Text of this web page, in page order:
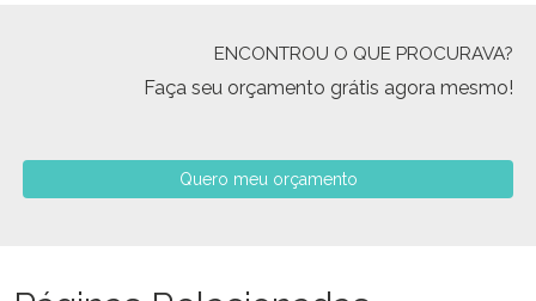
ENCONTROU O QUE PROCURAVA?
Faça seu orçamento grátis agora mesmo!
Quero meu orçamento